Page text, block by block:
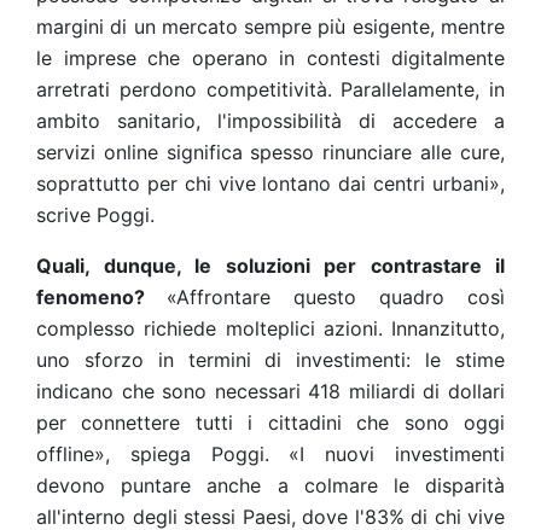
margini di un mercato sempre più esigente, mentre
le imprese che operano in contesti digitalmente
arretrati perdono competitività. Parallelamente, in
ambito sanitario, l'impossibilità di accedere a
servizi online significa spesso rinunciare alle cure,
soprattutto per chi vive lontano dai centri urbani»,
scrive Poggi.
Quali, dunque, le soluzioni per contrastare il
fenomeno? «Affrontare questo quadro così
complesso richiede molteplici azioni. Innanzitutto,
uno sforzo in termini di investimenti: le stime
indicano che sono necessari 418 miliardi di dollari
per connettere tutti i cittadini che sono oggi
offline», spiega Poggi. «I nuovi investimenti
devono puntare anche a colmare le disparità
all'interno degli stessi Paesi, dove l'83% di chi vive